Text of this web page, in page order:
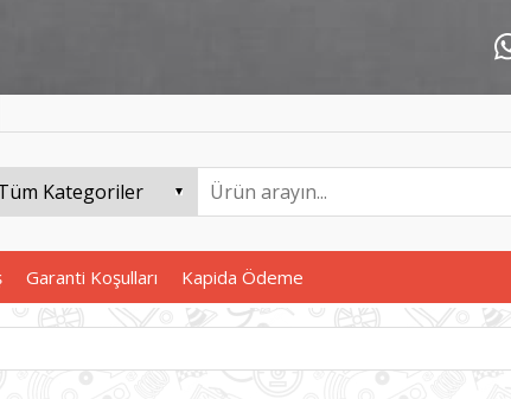
Garanti Koşulları Kapida Ödeme